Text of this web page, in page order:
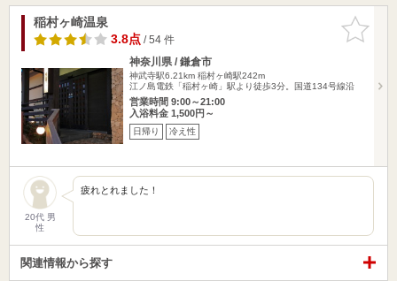
お気に入
りに追加
稲村ヶ崎温泉
3.8点/ 54 件
神奈川県 / 鎌倉市
神武寺駅6.21km 稲村ヶ崎駅242m
江ノ島電鉄「稲村ヶ崎」駅より徒歩3分。国道134号線沿
営業時間 9:00～21:00
入浴料金 1,500円～
日帰り 冷え性
20代 男
性
疲れとれました！
関連情報から探す